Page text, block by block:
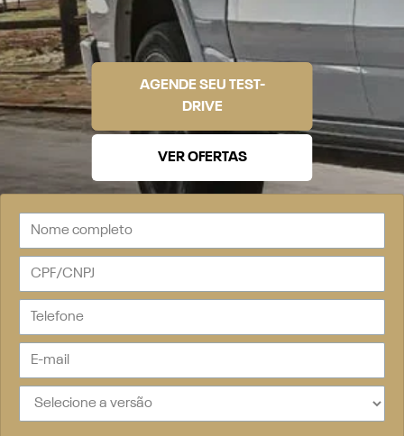
AGENDE SEU TEST-
DRIVE
VER OFERTAS